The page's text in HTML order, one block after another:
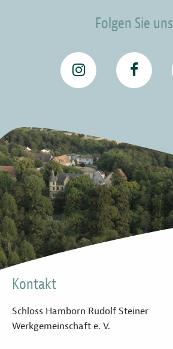
Folgen Sie uns
Kontakt
Schloss Hamborn Rudolf Steiner
Werkgemeinschaft e. V.